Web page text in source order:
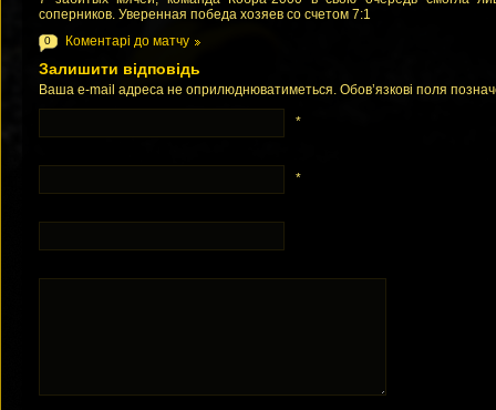
соперников. Уверенная победа хозяев со счетом 7:1
0 Коментарі до матчу
Залишити відповідь
Ваша e-mail адреса не оприлюднюватиметься. Обов’язкові поля
*
*